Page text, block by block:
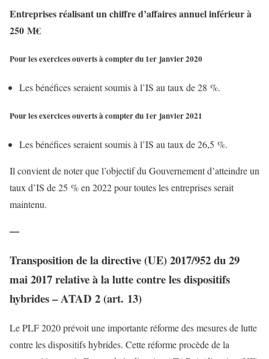
Entreprises réalisant un chiffre d’affaires annuel inférieur à
250 M€
Pour les exercices ouverts à compter du 1er janvier 2020
Les bénéfices seraient soumis à l’IS au taux de 28 %.
Pour les exercices ouverts à compter du 1er janvier 2021
Les bénéfices seraient soumis à l’IS au taux de 26,5 %.
Il convient de noter que l’objectif du Gouvernement d’atteindre un
taux d’IS de 25 % en 2022 pour toutes les entreprises serait
maintenu.
—
Transposition de la directive (UE) 2017/952 du 29
mai 2017 relative à la lutte contre les dispositifs
hybrides – ATAD 2 (art. 13)
Le PLF 2020 prévoit une importante réforme des mesures de lutte
contre les dispositifs hybrides. Cette réforme procède de la